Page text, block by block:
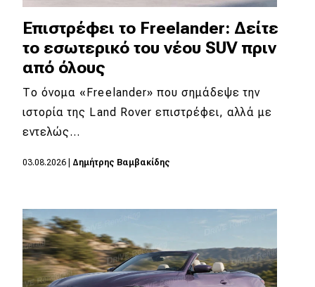
ΚΤΕΟ
Οδική βοήθεια
eDRIVE
DRIVE USED
Επιστρέφει το Freelander: Δείτε
το εσωτερικό του νέου SUV πριν
από όλους
Το όνομα «Freelander» που σημάδεψε την
ιστορία της Land Rover επιστρέφει, αλλά με
εντελώς…
03.08.2026 Δημήτρης Βαμβακίδης